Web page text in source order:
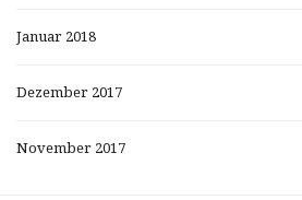
Januar 2018
Dezember 2017
November 2017